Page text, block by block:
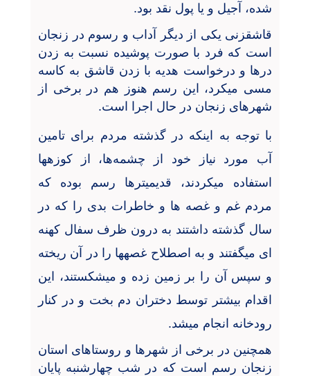
شده، آجیل و یا پول نقد بود.
قاشقزنی یکی از دیگر آداب و رسوم در زنجان
است که فرد با صورت پوشیده نسبت به زدن
درها و درخواست هدیه با زدن قاشق به کاسه
مسی میکرد، این رسم هنوز هم در برخی از
شهرهای زنجان در حال اجرا است.
با توجه به اینکه در گذشته مردم برای تامین
آب مورد نیاز خود از چشمهها، از کوزهها
استفاده میکردند، قدیمیترها رسم بوده که
مردم غم و غصه ها و خاطرات بدی را که در
سال گذشته داشتند به درون ظرف سفال کهنه
ای میگفتند و به اصطلاح غصهها را در آن ریخته
و سپس آن را بر زمین زده و میشکستند، این
اقدام بیشتر توسط دختران دم بخت و در کنار
رودخانه انجام میشد.
همچنین در برخی از شهرها و روستاهای استان
زنجان رسم است که در شب چهارشنبه پایان